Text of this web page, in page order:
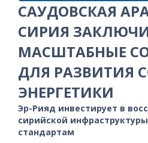
САУДОВСКАЯ
СИРИЯ
МАСШТАБНЫЕ
ДЛЯ РАЗВИТИЯ
ЭНЕРГЕТИКИ
Эр-Рияд инвестирует в
сирийской
стандартам